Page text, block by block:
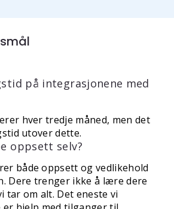
på integrasjonene med
hver tredje måned, men det
utover dette.
oppsett selv?
både oppsett og vedlikehold
Dere trenger ikke å lære dere
tar om alt. Det eneste vi